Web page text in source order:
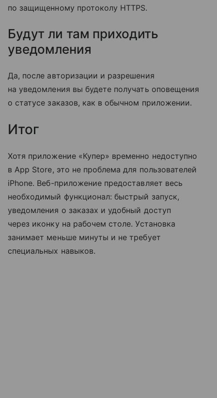
по защищенному протоколу HTTPS.
Будут ли там приходить
уведомления
Да, после авторизации и разрешения
на уведомления вы будете получать оповещения
о статусе заказов, как в обычном приложении.
Итог
Хотя приложение «Купер» временно недоступно
в App Store, это не проблема для пользователей
iPhone. Веб-приложение предоставляет весь
необходимый функционал: быстрый запуск,
уведомления о заказах и удобный доступ
через иконку на рабочем столе. Установка
занимает меньше минуты и не требует
специальных навыков.